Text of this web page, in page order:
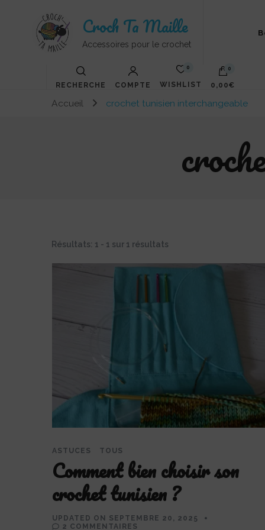
Croch Ta Maille
Accessoires pour le crochet
RECHERCHE COMPTE
0
WISHLIST
0
0,00€
Accueil crochet tunisien interchangeable
Résultats: 1 - 1 sur 1 résultats
ASTUCES TOUS
Comment bien choisir son
crochet tunisien ?
UPDATED ON SEPTEMBRE 20, 2025
2 COMMENTAIRES